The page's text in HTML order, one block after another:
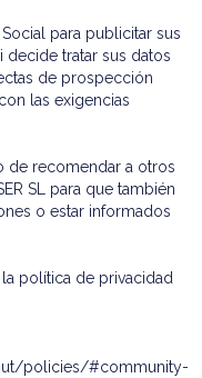
Social para publicitar sus
tratar sus datos
de prospección
las exigencias
de recomendar a otros
SL para que también
o estar informados
política de privacidad
policies/#community-